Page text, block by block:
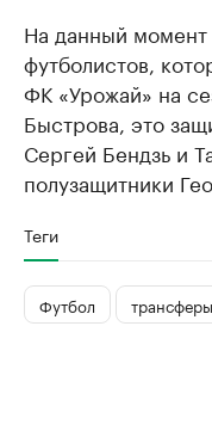
На данный
футболистов,
ФК «Урожай» на
Быстрова, это
Сергей Бендзь и
полузащитники
Теги
Футбол трансферы